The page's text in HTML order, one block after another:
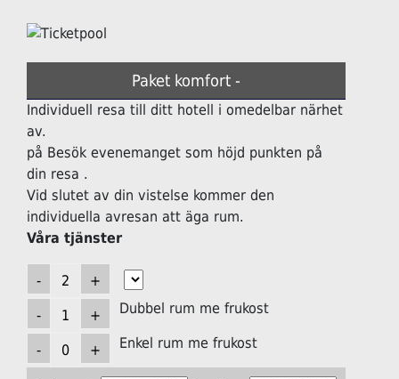
Paket komfort -
Individuell resa till ditt hotell i omedelbar närhet
av.
på Besök evenemanget som höjd punkten på
din resa .
Vid slutet av din vistelse kommer den
individuella avresan att äga rum.
Våra tjänster
Dubbel rum me frukost
Enkel rum me frukost